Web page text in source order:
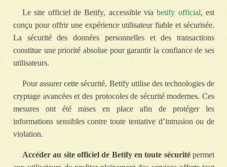
Le site officiel de Betify, accessible viabetify official, est
conçu pour offrir une expérience utilisateur fiable et sécurisée.
La sécurité des données personnelles et des transactions
constitue une priorité absolue pour garantir la confiance de ses
utilisateurs.
Pour assurer cette sécurité, Betify utilise des technologies de
cryptage avancées et des protocoles de sécurité modernes. Ces
mesures ont été mises en place afin de protéger les
informations sensibles contre toute tentative d’intrusion ou de
violation.
Accéder au site officiel de Betify en toute sécuritépermet